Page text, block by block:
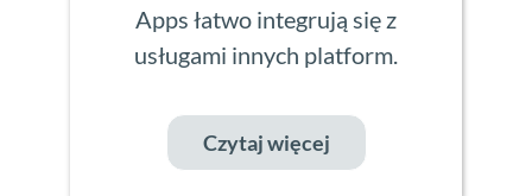
Apps łatwo integrują się z
usługami innych platform.
Czytaj więcej